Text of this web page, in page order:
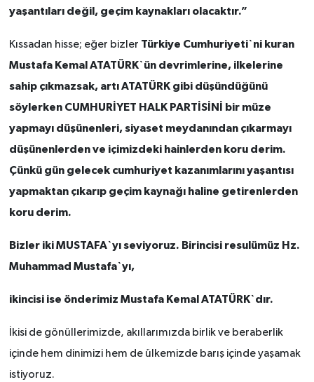
yaşantıları değil, geçim kaynakları olacaktır.”
Kıssadan hisse; eğer bizler Türkiye Cumhuriyeti`ni kuran
Mustafa Kemal ATATÜRK`ün devrimlerine, ilkelerine
sahip çıkmazsak, artı ATATÜRK gibi düşündüğünü
söylerken CUMHURİYET HALK PARTİSİNİ bir müze
yapmayı düşünenleri, siyaset meydanından çıkarmayı
düşünenlerden ve içimizdeki hainlerden koru derim.
Çünkü gün gelecek cumhuriyet kazanımlarını yaşantısı
yapmaktan çıkarıp geçim kaynağı haline getirenlerden
koru derim.
Bizler iki MUSTAFA`yı seviyoruz. Birincisi resulümüz Hz.
Muhammad Mustafa`yı,
ikincisi ise önderimiz Mustafa Kemal ATATÜRK`dır.
İkisi de gönüllerimizde, akıllarımızda birlik ve beraberlik
içinde hem dinimizi hem de ülkemizde barış içinde yaşamak
istiyoruz.